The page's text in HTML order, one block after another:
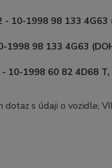
- 10-1998 98 133 4G63
1998 98 133 4G63
10-1998 60 82 4D68
s údaji o vozidle,